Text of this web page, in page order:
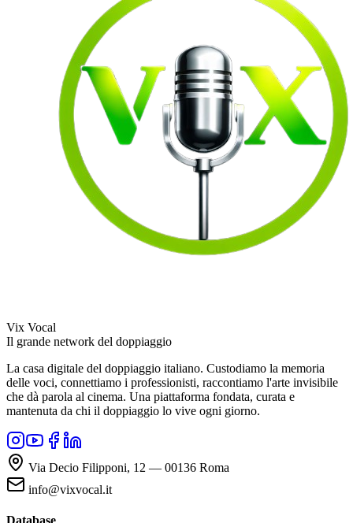
Vix Vocal
Il grande network del doppiaggio
La casa digitale del doppiaggio italiano. Custodiamo la memoria
delle voci, connettiamo i professionisti, raccontiamo l'arte invisibile
che dà parola al cinema. Una piattaforma fondata, curata e
mantenuta da chi il doppiaggio lo vive ogni giorno.
Via Decio Filipponi, 12 — 00136 Roma
info@vixvocal.it